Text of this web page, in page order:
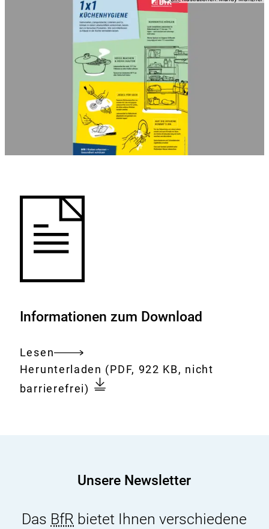
Informationen zum Download
Lesen
Gesamtes
Dokument
Download:
Herunterladen BfR2GO_2-
2024-
(PDF, 922 KB, nicht
barrierefrei)
Unsere Newsletter
Das BfR bietet Ihnen verschiedene